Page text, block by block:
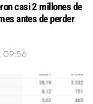
casi 2 millones de
antes de perder
09:56